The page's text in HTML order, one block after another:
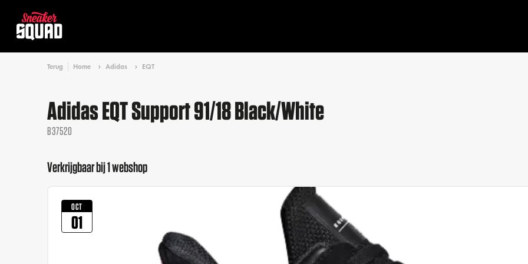
Terug Home Adidas EQT
Adidas EQT Support 91/18 Black/White
B37520
Verkrijgbaar bij 1 webshop
OCT
01